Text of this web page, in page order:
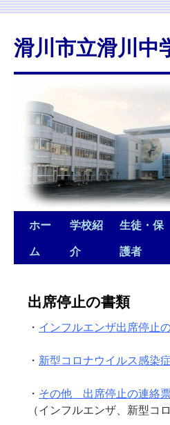
滑川市立滑川中
ホー
ム
学校紹
介
生徒・保
護者
出席停止の書類
・ インフルエンザ出席停止
・ 新型コロナウイルス感染
・ その他 出席停止の連絡
（インフルエンザ、新型コ